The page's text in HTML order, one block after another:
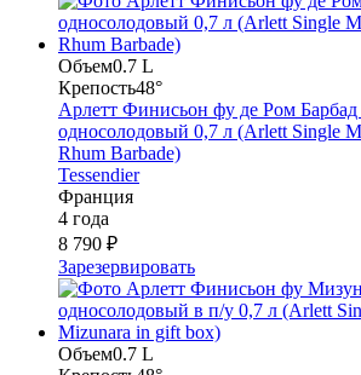
Объем0.7 L
Крепость48°
Арлетт Финисьон фу де Ром Барбад
односолодовый 0,7 л (Arlett Single
Rhum Barbade)
Tessendier
Франция
4 года
8 790 ₽
Зарезервировать
Объем0.7 L